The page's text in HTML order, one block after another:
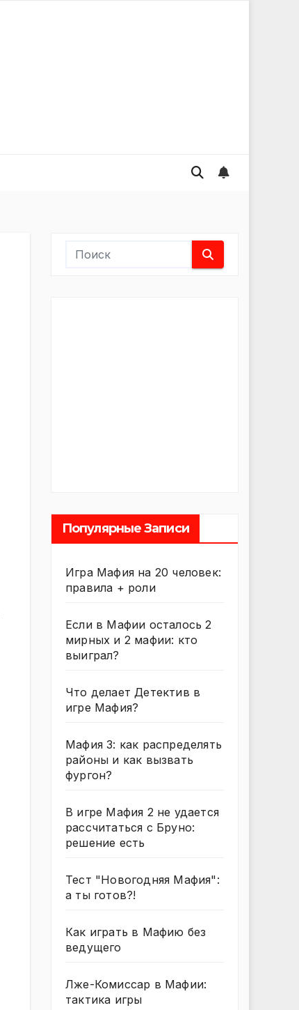
Популярные Записи
Игра Мафия на 20 человек:
правила + роли
Если в Мафии осталось 2
мирных и 2 мафии: кто
выиграл?
Что делает Детектив в
игре Мафия?
Мафия 3: как распределять
районы и как вызвать
фургон?
В игре Мафия 2 не удается
рассчитаться с Бруно:
решение есть
Тест "Новогодняя Мафия":
а ты готов?!
Как играть в Мафию без
ведущего
Лже-Комиссар в Мафии:
тактика игры